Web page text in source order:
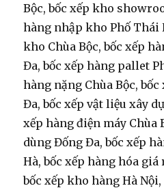
Bộc, bốc xếp kho
hàng nhập kho Phố Thái
kho Chùa Bộc, bốc xếp
Đa, bốc xếp hàng pallet
hàng nặng Chùa Bộc,
Đa, bốc xếp vật liệu xây
xếp hàng điện máy Chùa
dùng Đống Đa, bốc xếp
Hà, bốc xếp hàng hóa giá
bốc xếp kho hàng Hà